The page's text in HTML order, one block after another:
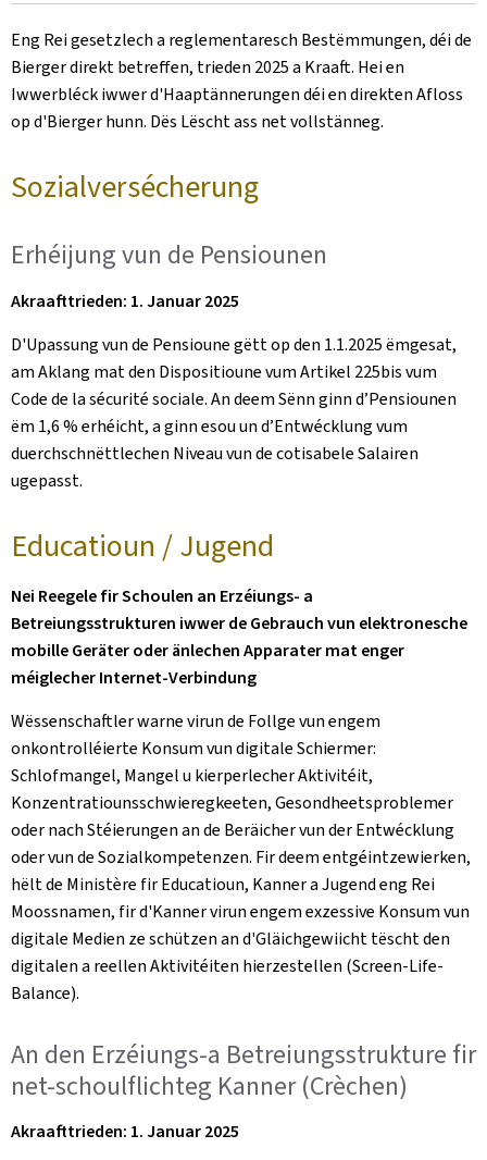
Eng Rei gesetzlech a reglementaresch Bestëmmungen, déi de
Bierger direkt betreffen, trieden 2025 a Kraaft. Hei en
Iwwerbléck iwwer d'Haaptännerungen déi en direkten Afloss
op d'Bierger hunn. Dës Lëscht ass net vollstänneg.
Sozialversécherung
Erhéijung vun de Pensiounen
Akraafttrieden: 1. Januar 2025
D'Upassung vun de Pensioune gëtt op den 1.1.2025 ëmgesat,
am Aklang mat den Dispositioune vum Artikel 225bis vum
Code de la sécurité sociale. An deem Sënn ginn d’Pensiounen
ëm 1,6 % erhéicht, a ginn esou un d’Entwécklung vum
duerchschnëttlechen Niveau vun de cotisabele Salairen
ugepasst.
Educatioun / Jugend
Nei Reegele fir Schoulen an Erzéiungs- a
Betreiungsstrukturen iwwer de Gebrauch vun elektronesche
mobille Geräter oder änlechen Apparater mat enger
méiglecher Internet-Verbindung
Wëssenschaftler warne virun de Follge vun engem
onkontrolléierte Konsum vun digitale Schiermer:
Schlofmangel, Mangel u kierperlecher Aktivitéit,
Konzentratiounsschwieregkeeten, Gesondheetsproblemer
oder nach Stéierungen an de Beräicher vun der Entwécklung
oder vun de Sozialkompetenzen. Fir deem entgéintzewierken,
hëlt de Ministère fir Educatioun, Kanner a Jugend eng Rei
Moossnamen, fir d'Kanner virun engem exzessive Konsum vun
digitale Medien ze schützen an d'Gläichgewiicht tëscht den
digitalen a reellen Aktivitéiten hierzestellen (Screen-Life-
Balance).
An den Erzéiungs-a Betreiungsstrukture fir
net-schoulflichteg Kanner (Crèchen)
Akraafttrieden: 1. Januar 2025